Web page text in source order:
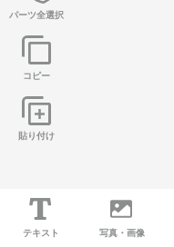
パーツ全選択
コピー
貼り付け
テキスト 写真・画像